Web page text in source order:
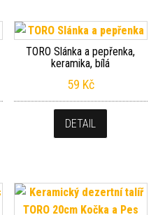
TORO Slánka a pepřenka,
keramika, bílá
59 Kč
DETAIL